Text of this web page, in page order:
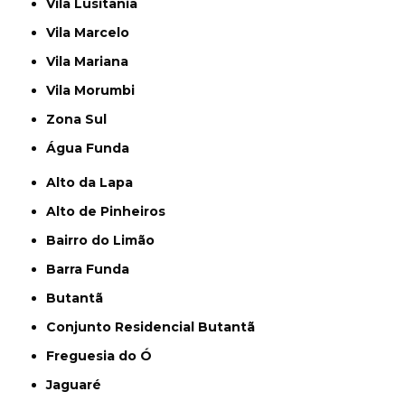
Vila Lusitania
Vila Marcelo
Vila Mariana
Vila Morumbi
Zona Sul
Água Funda
Alto da Lapa
Alto de Pinheiros
Bairro do Limão
Barra Funda
Butantã
Conjunto Residencial Butantã
Freguesia do Ó
Jaguaré